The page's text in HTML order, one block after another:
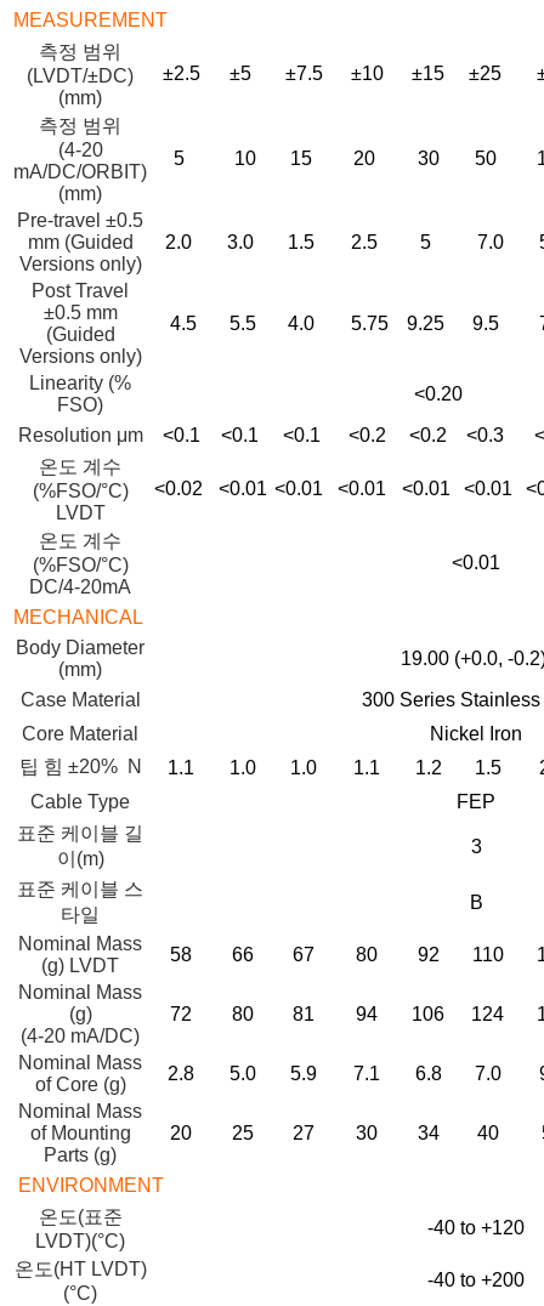
MEASUREMENT
측정 범위
(LVDT/±DC)
(mm)
±2.5 ±5 ±7.5 ±10 ±15 ±25
측정 범위
(4-20
mA/DC/ORBIT)
(mm)
5 10 15 20 30 50
Pre-travel ±0.5
mm (Guided
Versions only)
2.0 3.0 1.5 2.5 5 7.0
Post Travel
±0.5 mm
(Guided
Versions only)
4.5 5.5 4.0 5.75 9.25 9.5
Linearity (%
FSO)
<0.20
Resolution μm
<0.1 <0.1 <0.1 <0.2 <0.2 <0.3
온도 계수
(%FSO/°C)
LVDT
<0.02 <0.01 <0.01 <0.01 <0.01 <0.01
온도 계수
(%FSO/°C)
DC/4-20mA
<0.01
MECHANICAL
Body Diameter
(mm)
19.00 (+0.0, -
Case Material
300 Series
Core Material
Nickel Iron
팁 힘 ±20% N
1.1 1.0 1.0 1.1 1.2 1.5
Cable Type
FEP
표준 케이블 길
이(m)
3
표준 케이블 스
타일
B
Nominal Mass
(g) LVDT
58 66 67 80 92 110
Nominal Mass
(g)
(4-20 mA/DC)
72 80 81 94 106 124
Nominal Mass
of Core (g)
2.8 5.0 5.9 7.1 6.8 7.0
Nominal Mass
of Mounting
Parts (g)
20 25 27 30 34 40
ENVIRONMENT
온도(표준
LVDT)(°C)
-40 to +120
온도(HT LVDT)
(°C)
-40 to +200